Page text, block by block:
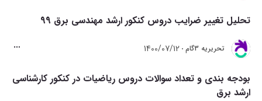
تحلیل تغییر ضرایب دروس کنکور ارشد مهندسی برق 99
تحريريه 3گام 1400/07/12
بودجه بندی و تعداد سوالات دروس ریاضیات در کنکور کارشناسی
ارشد برق